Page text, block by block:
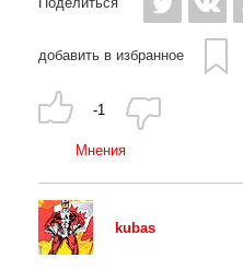
добавить в избранное
-1
Мнения
kubas